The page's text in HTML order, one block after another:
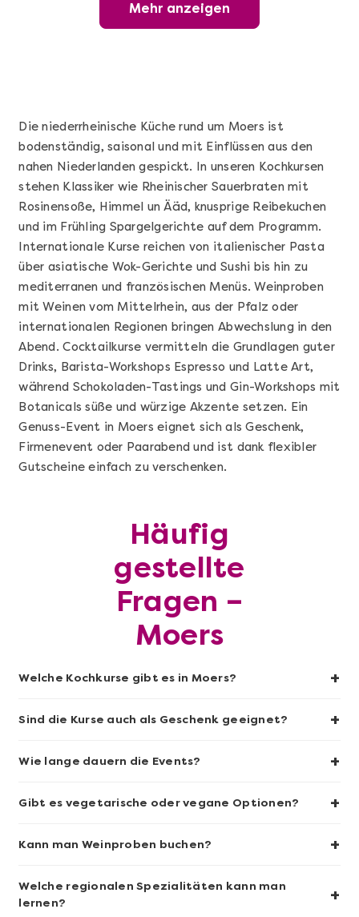
Wunderschöner Weinabend
Mehr anzeigen
Sushi Basic Kurs Bonn
Geschenkbox 100€
Sushi-Kochkurs@Home
Mehr anzeigen
Die niederrheinische Küche rund um Moers ist
bodenständig, saisonal und mit Einflüssen aus den
nahen Niederlanden gespickt. In unseren Kochkursen
stehen Klassiker wie Rheinischer Sauerbraten mit
Rosinensoße, Himmel un Ääd, knusprige Reibekuchen
und im Frühling Spargelgerichte auf dem Programm.
Internationale Kurse reichen von italienischer Pasta
über asiatische Wok-Gerichte und Sushi bis hin zu
mediterranen und französischen Menüs. Weinproben
mit Weinen vom Mittelrhein, aus der Pfalz oder
internationalen Regionen bringen Abwechslung in den
Abend. Cocktailkurse vermitteln die Grundlagen guter
Drinks, Barista-Workshops Espresso und Latte Art,
während Schokoladen-Tastings und Gin-Workshops mit
Botanicals süße und würzige Akzente setzen. Ein
Genuss-Event in Moers eignet sich als Geschenk,
Firmenevent oder Paarabend und ist dank flexibler
Gutscheine einfach zu verschenken.
Häufig
gestellte
Fragen –
Moers
Welche Kochkurse gibt es in Moers? +
Sind die Kurse auch als Geschenk geeignet? +
Wie lange dauern die Events? +
Gibt es vegetarische oder vegane Optionen? +
Kann man Weinproben buchen? +
Welche regionalen Spezialitäten kann man
lernen?
+